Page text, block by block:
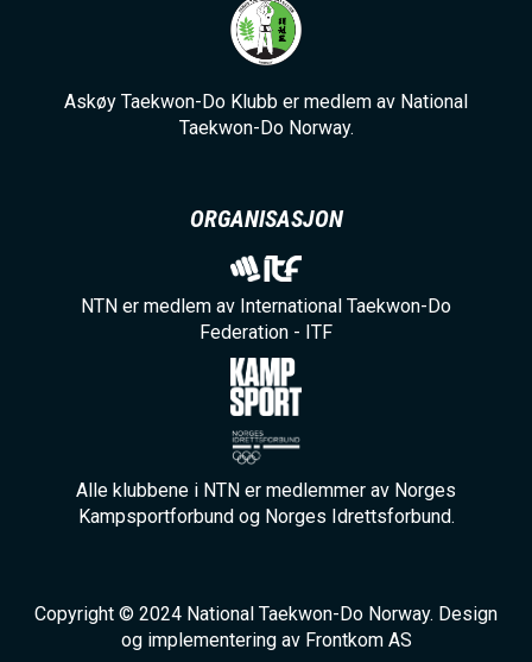
Askøy Taekwon-Do Klubb er medlem av National
Taekwon-Do Norway.
ORGANISASJON
NTN er medlem av International Taekwon-Do
Federation - ITF
Alle klubbene i NTN er medlemmer av Norges
Kampsportforbund og Norges Idrettsforbund.
Copyright © 2024 National Taekwon-Do Norway. Design
og implementering av Frontkom AS